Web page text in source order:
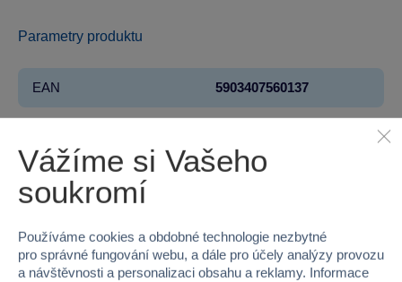
Parametry produktu
EAN 5903407560137
Značka Canpol babies
Věk od
Pohlaví HOLKA, KLUK
Vážíme si Vašeho
soukromí
Používáme cookies a obdobné technologie nezbytné
pro správné fungování webu, a dále pro účely analýzy provozu
a návštěvnosti a personalizaci obsahu a reklamy. Informace